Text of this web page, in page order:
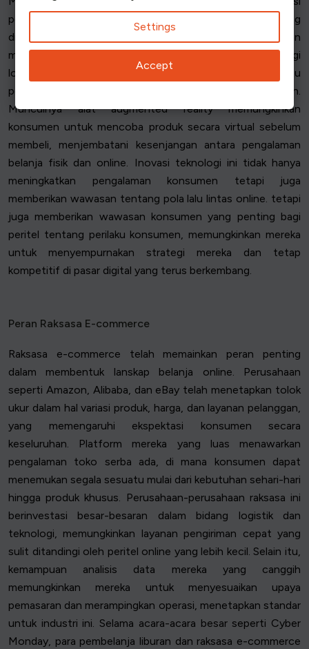
pengalaman berbelanja, menawarkan rekomendasi yang
dipersonalisasi dan menyederhanakan layanan pelanggan
melalui chatbot. Selain itu, peningkatan dalam teknologi
logistik dan rantai pasokan telah mengurangi waktu
pengiriman, sehingga meningkatkan kepuasan pelanggan.
Munculnya alat augmented reality memungkinkan
konsumen untuk mencoba produk secara virtual sebelum
membeli, menjembatani kesenjangan antara pengalaman
belanja fisik dan online. Inovasi teknologi ini tidak hanya
meningkatkan pengalaman konsumen tetapi juga
memberikan wawasan tentang pola lalu lintas online. tetapi
juga memberikan wawasan konsumen yang penting bagi
peritel tentang perilaku konsumen, memungkinkan mereka
untuk menyempurnakan strategi mereka dan tetap
kompetitif di pasar digital yang terus berkembang.
Peran Raksasa E-commerce
Raksasa e-commerce telah memainkan peran penting
dalam membentuk lanskap belanja online. Perusahaan
seperti Amazon, Alibaba, dan eBay telah menetapkan tolok
ukur dalam hal variasi produk, harga, dan layanan pelanggan,
yang memengaruhi ekspektasi konsumen secara
keseluruhan. Platform mereka yang luas menawarkan
pengalaman toko serba ada, di mana konsumen dapat
menemukan segala sesuatu mulai dari kebutuhan sehari-hari
hingga produk khusus. Perusahaan-perusahaan raksasa ini
berinvestasi besar-besaran dalam bidang logistik dan
teknologi, memungkinkan layanan pengiriman cepat yang
sulit ditandingi oleh peritel online yang lebih kecil. Selain itu,
kemampuan analisis data mereka yang canggih
memungkinkan mereka untuk menyesuaikan upaya
pemasaran dan merampingkan operasi, menetapkan standar
untuk industri ini. Selama acara-acara besar seperti Cyber
Monday, para pembelanja liburan dan raksasa e-commerce
Settings
Accept